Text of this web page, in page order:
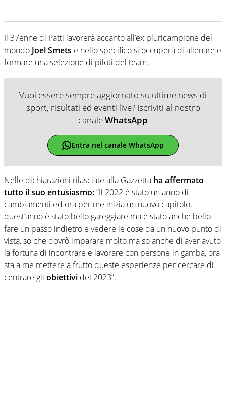
Il 37enne di Patti lavorerà accanto all’ex pluricampione del
mondo Joel Smets e nello specifico si occuperà di allenare e
formare una selezione di piloti del team.
Vuoi essere sempre aggiornato su ultime news di
sport, risultati ed eventi live? Iscriviti al nostro
canaleWhatsApp
Entra nel canale WhatsApp
Nelle dichiarazioni rilasciate alla Gazzetta ha affermato
tutto il suo entusiasmo:“Il 2022 è stato un anno di
cambiamenti ed ora per me inizia un nuovo capitolo,
quest’anno è stato bello gareggiare ma è stato anche bello
fare un passo indietro e vedere le cose da un nuovo punto di
vista, so che dovrò imparare molto ma so anche di aver avuto
la fortuna di incontrare e lavorare con persone in gamba, ora
sta a me mettere a frutto queste esperienze per cercare di
centrare gli obiettivi del 2023”.